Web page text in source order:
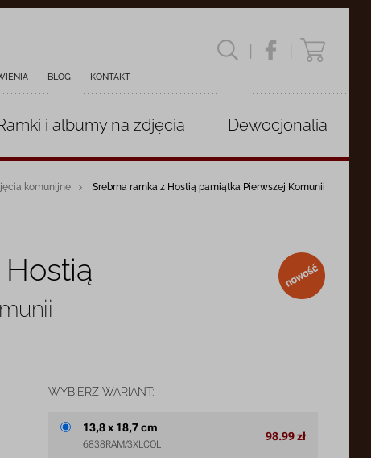
BLOG KONTAKT
| |
i albumyna zdjęcia Dewocjonalia
komunijne Srebrna ramka z Hostią pamiątka Pierwszej Komunii
WYBIERZ WARIANT:
13,8 x 18,7 cm
6838RAM/3XLCOL
98.99 zł